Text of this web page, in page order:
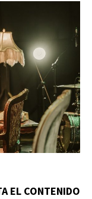
EL CONTENIDO